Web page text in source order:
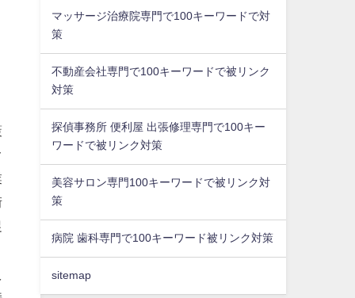
マッサージ治療院専門で100キーワードで対
策
不動産会社専門で100キーワードで被リンク
対策
探偵事務所 便利屋 出張修理専門で100キー
ワードで被リンク対策
美容サロン専門100キーワードで被リンク対
策
病院 歯科専門で100キーワード被リンク対策
sitemap